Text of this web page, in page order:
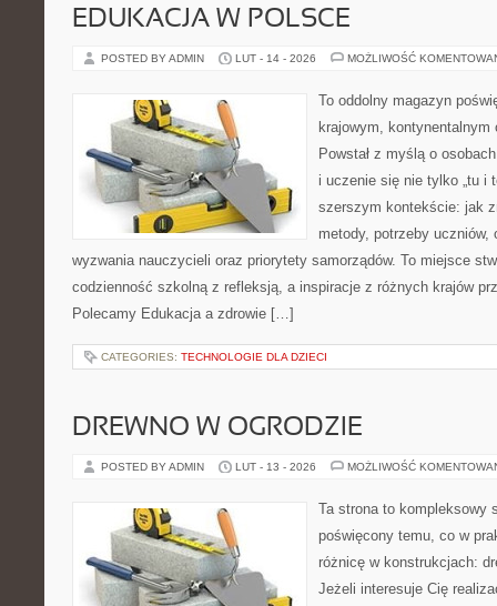
EDUKACJA W POLSCE
POSTED BY ADMIN LUT - 14 - 2026 MOŻLIWOŚĆ
To oddolny magazyn
krajowym, kontynentalnym
Powstał z myślą o
i uczenie się nie tylko „tu i
szerszym kontekście: jak
metody, potrzeby uczniów,
wyzwania nauczycieli oraz priorytety samorządów. To miejsce
codzienność szkolną z refleksją, a inspiracje z różnych krajów
Polecamy Edukacja a zdrowie […]
CATEGORIES: TECHNOLOGIE DLA DZIECI
DREWNO W OGRODZIE
POSTED BY ADMIN LUT - 13 - 2026 MOŻLIWOŚĆ
Ta strona to kompleksowy
poświęcony temu, co w
różnicę w konstrukcjach:
Jeżeli interesuje Cię